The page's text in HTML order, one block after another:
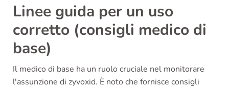
Linee guida per un uso
corretto (consigli medico di
base)
Il medico di base ha un ruolo cruciale nel monitorare
l'assunzione di zyvoxid. È noto che fornisce consigli